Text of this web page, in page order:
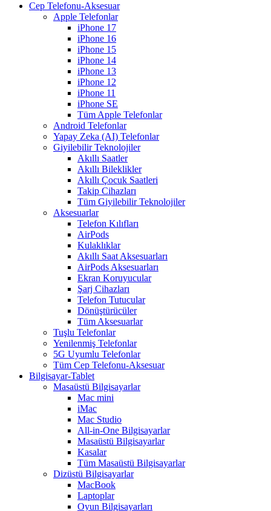
Cep Telefonu-Aksesuar
Apple Telefonlar
iPhone 17
iPhone 16
iPhone 15
iPhone 14
iPhone 13
iPhone 12
iPhone 11
iPhone SE
Tüm Apple Telefonlar
Android Telefonlar
Yapay Zeka (AI) Telefonlar
Giyilebilir Teknolojiler
Akıllı Saatler
Akıllı Bileklikler
Akıllı Çocuk Saatleri
Takip Cihazları
Tüm Giyilebilir Teknolojiler
Aksesuarlar
Telefon Kılıfları
AirPods
Kulaklıklar
Akıllı Saat Aksesuarları
AirPods Aksesuarları
Ekran Koruyucular
Şarj Cihazları
Telefon Tutucular
Dönüştürücüler
Tüm Aksesuarlar
Tuşlu Telefonlar
Yenilenmiş Telefonlar
5G Uyumlu Telefonlar
Tüm Cep Telefonu-Aksesuar
Bilgisayar-Tablet
Masaüstü Bilgisayarlar
Mac mini
iMac
Mac Studio
All-in-One Bilgisayarlar
Masaüstü Bilgisayarlar
Kasalar
Tüm Masaüstü Bilgisayarlar
Dizüstü Bilgisayarlar
MacBook
Laptoplar
Oyun Bilgisayarları